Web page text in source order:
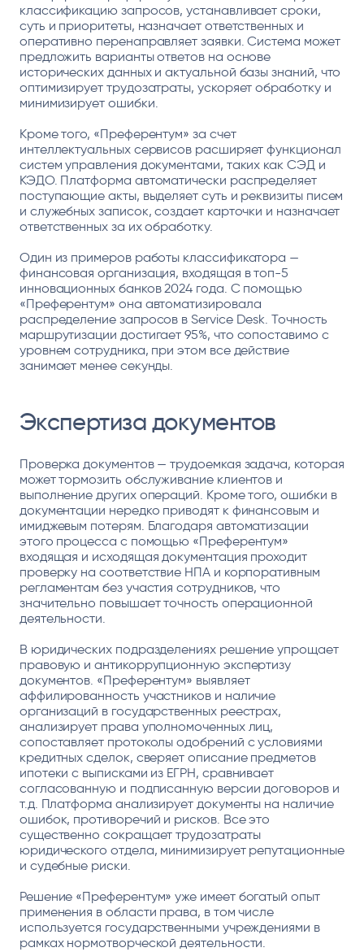
классификацию запросов, устанавливает сроки,
суть и приоритеты, назначает ответственных и
оперативно перенаправляет заявки. Система может
предложить варианты ответов на основе
исторических данных и актуальной базы знаний, что
оптимизирует трудозатраты, ускоряет обработку и
минимизирует ошибки.
Кроме того, «Преферентум» за счет
интеллектуальных сервисов расширяет функционал
систем управления документами, таких как СЭД и
КЭДО. Платформа автоматически распределяет
поступающие акты, выделяет суть и реквизиты писем
и служебных записок, создает карточки и назначает
ответственных за их обработку.
Один из примеров работы классификатора —
финансовая организация, входящая в топ-5
инновационных банков 2024 года. С помощью
«Преферентум» она автоматизировала
распределение запросов в Service Desk. Точность
маршрутизации достигает 95%, что сопоставимо с
уровнем сотрудника, при этом все действие
занимает менее секунды.
Экспертиза документов
Проверка документов — трудоемкая задача, которая
может тормозить обслуживание клиентов и
выполнение других операций. Кроме того, ошибки в
документации нередко приводят к финансовым и
имиджевым потерям. Благодаря автоматизации
этого процесса с помощью «Преферентум»
входящая и исходящая документация проходит
проверку на соответствие НПА и корпоративным
регламентам без участия сотрудников, что
значительно повышает точность операционной
деятельности.
В юридических подразделениях решение упрощает
правовую и антикоррупционную экспертизу
документов. «Преферентум» выявляет
аффилированность участников и наличие
организаций в государственных реестрах,
анализирует права уполномоченных лиц,
сопоставляет протоколы одобрений с условиями
кредитных сделок, сверяет описание предметов
ипотеки с выписками из ЕГРН, сравнивает
согласованную и подписанную версии договоров и
т.д. Платформа анализирует документы на наличие
ошибок, противоречий и рисков. Все это
существенно сокращает трудозатраты
юридического отдела, минимизирует репутационные
и судебные риски.
Решение «Преферентум» уже имеет богатый опыт
применения в области права, в том числе
используется государственными учреждениями в
рамках нормотворческой деятельности.